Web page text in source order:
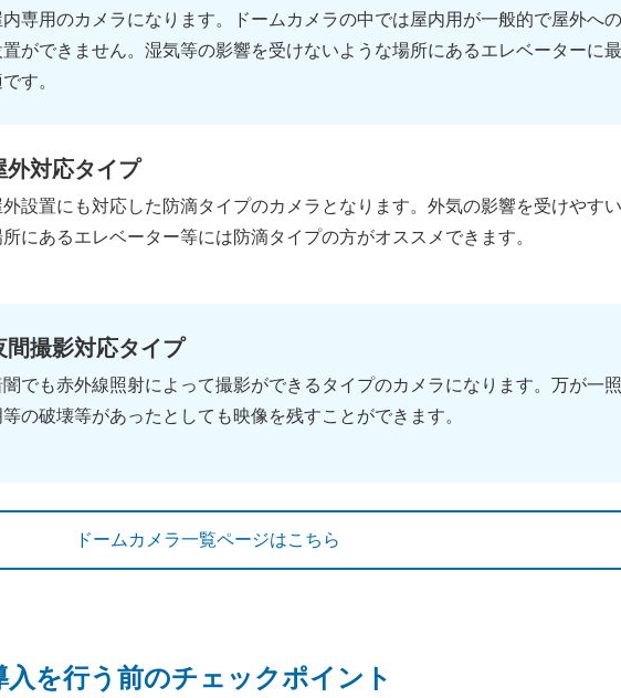
内専用のカメラになります。ドームカメラの中では屋内用が一般的で屋外への
置ができません。湿気等の影響を受けないような場所にあるエレベーターに最
す。
外対応タイプ
外設置にも対応した防滴タイプのカメラとなります。外気の影響を受けやすい
にあるエレベーター等には防滴タイプの方がオススメできます。
間撮影対応タイプ
闇でも赤外線照射によって撮影ができるタイプのカメラになります。万が一照
等の破壊等があったとしても映像を残すことができます。
ドームカメラ一覧ページはこちら
入を行う前のチェックポイント